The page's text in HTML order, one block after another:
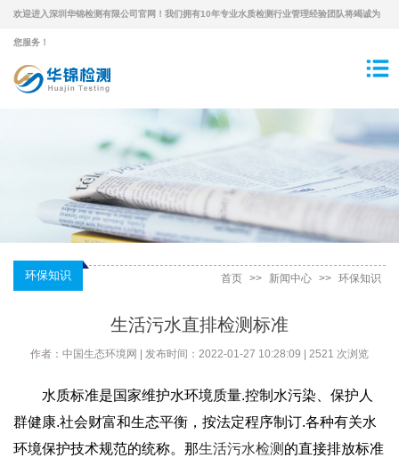
欢迎进入深圳华锦检测有限公司官网！我们拥有10年专业水质检测行业管理经验团队将竭诚为
您服务！
环保知识 首页 >> 新闻中心 >> 环保知识
生活污水直排检测标准
作者：中国生态环境网 | 发布时间：2022-01-27 10:28:09 | 2521 次浏览
水质标准是国家维护水环境质量.控制水污染、保护人
群健康.社会财富和生态平衡，按法定程序制订.各种有关水
环境保护技术规范的统称。那生活污水检测 的直接排放标准